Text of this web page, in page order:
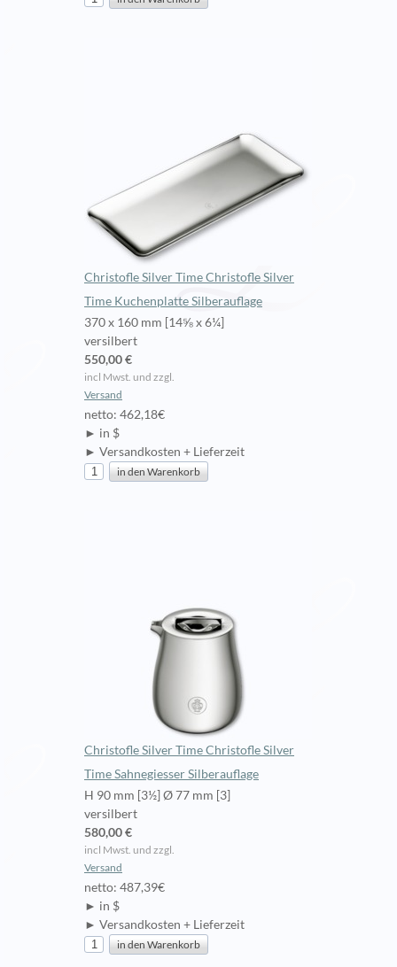
Christofle Silver Time Christofle Silver
Time Kuchenplatte Silberauflage
370 x 160 mm [14⅝ x 6¼]
versilbert
550,00 €
incl Mwst. und zzgl.
Versand
netto: 462,18€
► in $
► Versandkosten + Lieferzeit
Christofle Silver Time Christofle Silver
Time Sahnegiesser Silberauflage
H 90 mm [3½] Ø 77 mm [3]
versilbert
580,00 €
incl Mwst. und zzgl.
Versand
netto: 487,39€
► in $
► Versandkosten + Lieferzeit